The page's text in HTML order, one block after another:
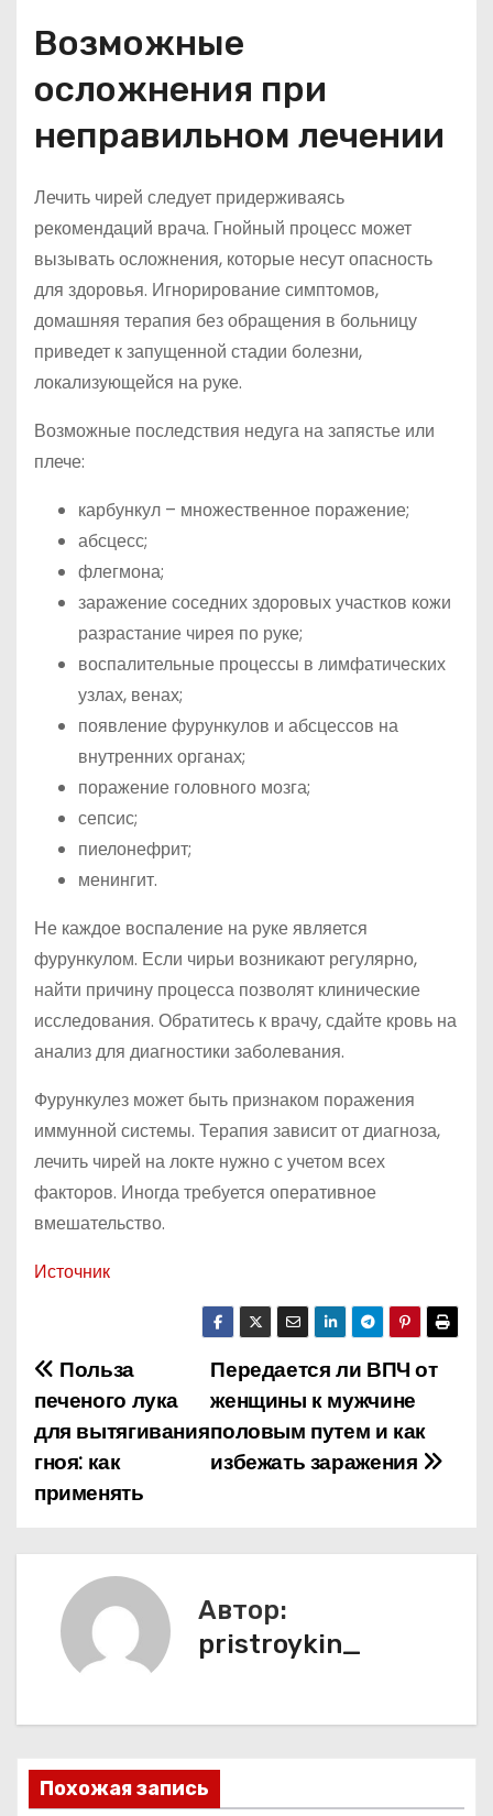
Возможные
осложнения при
неправильном лечении
Лечить чирей следует придерживаясь
рекомендаций врача. Гнойный процесс может
вызывать осложнения, которые несут опасность
для здоровья. Игнорирование симптомов,
домашняя терапия без обращения в больницу
приведет к запущенной стадии болезни,
локализующейся на руке.
Возможные последствия недуга на запястье или
плече:
карбункул – множественное поражение;
абсцесс;
флегмона;
заражение соседних здоровых участков кожи
разрастание чирея по руке;
воспалительные процессы в лимфатических
узлах, венах;
появление фурункулов и абсцессов на
внутренних органах;
поражение головного мозга;
сепсис;
пиелонефрит;
менингит.
Не каждое воспаление на руке является
фурункулом. Если чирьи возникают регулярно,
найти причину процесса позволят клинические
исследования. Обратитесь к врачу, сдайте кровь на
анализ для диагностики заболевания.
Фурункулез может быть признаком поражения
иммунной системы. Терапия зависит от диагноза,
лечить чирей на локте нужно с учетом всех
факторов. Иногда требуется оперативное
вмешательство.
Источник
Н
а
в
и
г
п
Передается ли ВПЧ от
женщины к мужчине
половым путем и как
избежать заражения
Польза
печеного лука
для вытягивания
гноя: как
применять
Автор:
pristroykin_
Похожая запись